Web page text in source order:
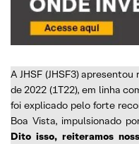
A JHSF (JHSF3)
de 2022 (1T22), em linha
foi explicado pelo forte
Boa Vista, impulsionado
Dito isso, reiteramos